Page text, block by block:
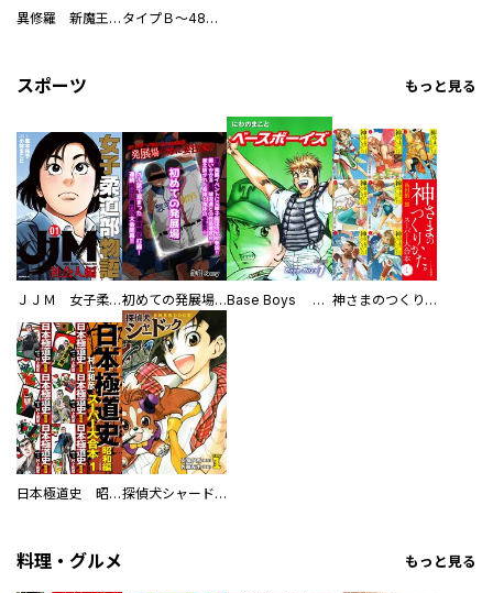
異修羅 新魔王戦争 タイプＢ～48時間後、致死率100％～【単話】
スポーツ もっと見る
ＪＪＭ 女子柔道部物語 社会人編 初めての発展場 【白抜き修正版】 Base Boys 新装版 神さまのつくりかた。スーパー大合本
日本極道史 昭和編 スーパー大合本 探偵犬シャードック（新装版）
料理・グルメ もっと見る